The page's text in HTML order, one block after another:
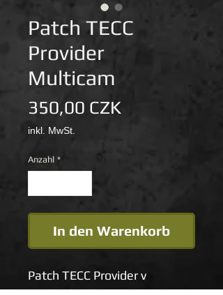
Patch TECC
Provider
Multicam
350,00 CZK
inkl. MwSt.
Anzahl *
In den Warenkorb
Patch TECC Provider v